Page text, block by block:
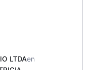
LTDAen